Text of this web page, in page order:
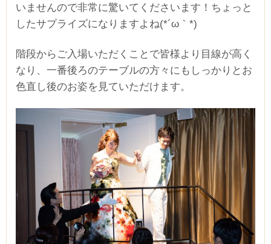
いませんので非常に驚いてくださいます！ちょっと
したサプライズになりますよね(*´ω｀*)
階段からご入場いただくことで皆様より目線が高く
なり、一番後ろのテーブルの方々にもしっかりとお
色直し後のお姿を見ていただけます。